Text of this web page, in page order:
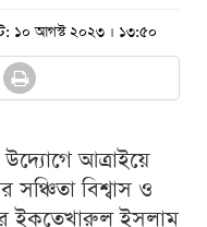
১০ আগস্ট ২০২৩ । ১৩:৫০
উদ্যোগে আত্রাইয়ে
সঞ্চিতা বিশ্বাস ও
ইকতেখারুল ইসলাম